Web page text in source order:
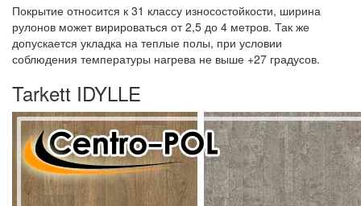
Покрытие относится к 31 классу износостойкости, ширина
рулонов может вирироваться от 2,5 до 4 метров. Так же
допускается укладка на теплые полы, при условии
соблюдения температуры нагрева не выше +27 градусов.
Tarkett IDYLLE